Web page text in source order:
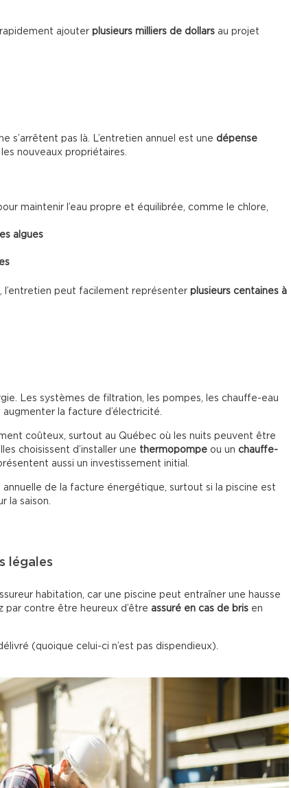
ajouter plusieurs milliers de dollars au projet
s’arrêtent pas là. L’entretien annuel est une dépense
nouveaux propriétaires.
maintenir l’eau propre et équilibrée, comme le chlore,
algues
l’entretien peut facilement représenter plusieurs centaines à
Les systèmes de filtration, les pompes, les chauffe-eau
la facture d’électricité.
coûteux, surtout au Québec où les nuits peuvent être
choisissent d’installer une thermopompe ou un chauffe-
aussi un investissement initial.
de la facture énergétique, surtout si la piscine est
la saison.
légales
habitation, car une piscine peut entraîner une hausse
par contre être heureux d’être assuré en cas de bris en
(quoique celui-ci n’est pas dispendieux).